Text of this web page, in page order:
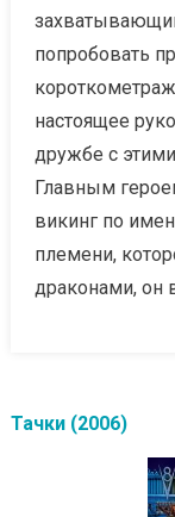
попробовать
настоящее
дружбе с
Главным
викинг по
племени,
драконами, он
Тачки (2006)